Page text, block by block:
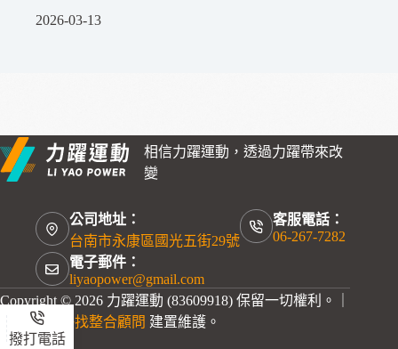
2026-03-13
相信力躍運動，透過力躍帶來改
變
公司地址：
台南市永康區國光五街29號
客服電話：
06-267-7282
電子郵件：
liyaopower@gmail.com
Copyright © 2026 力躍運動 (83609918) 保留一切權利。｜
本網站由
快找整合顧問 建置維護。
撥打電話